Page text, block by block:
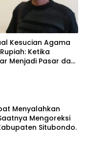
Kesucian Agama
Ketika
Menjadi Pasar dan
Menyalahkan
Mengoreksi
Situbondo.